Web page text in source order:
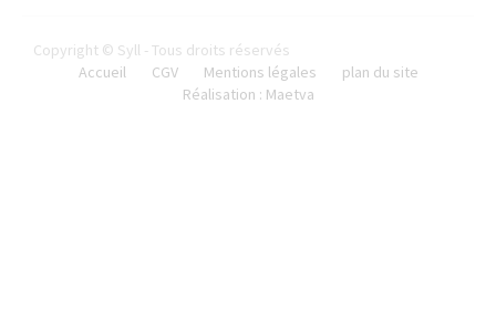
Copyright © Syll - Tous droits réservés
Accueil
CGV Mentions légales
plan du site
Réalisation : Maetva